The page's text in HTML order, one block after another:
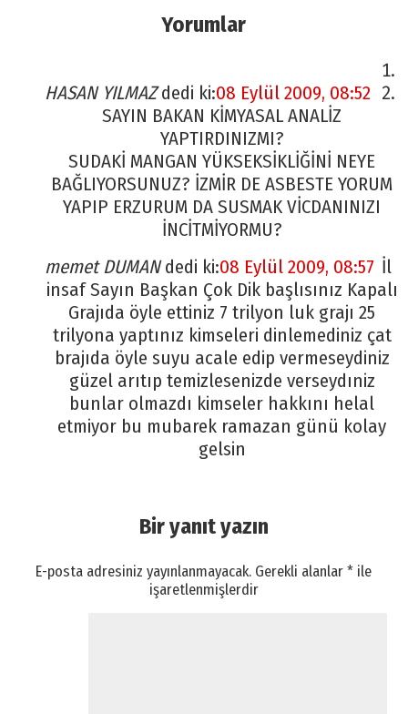
Yorumlar
HASAN YILMAZ dedi ki:08 Eylül 2009, 08:52
SAYIN BAKAN KİMYASAL ANALİZ
YAPTIRDINIZMI?
SUDAKİ MANGAN YÜKSEKSİKLİĞİNİ NEYE
BAĞLIYORSUNUZ? İZMİR DE ASBESTE YORUM
YAPIP ERZURUM DA SUSMAK VİCDANINIZI
İNCİTMİYORMU?
memet DUMAN dedi ki:08 Eylül 2009, 08:57 İl
insaf Sayın Başkan Çok Dik başlısınız Kapalı
Grajıda öyle ettiniz 7 trilyon luk grajı 25
trilyona yaptınız kimseleri dinlemediniz çat
brajıda öyle suyu acale edip vermeseydiniz
güzel arıtıp temizlesenizde verseydıniz
bunlar olmazdı kimseler hakkını helal
etmiyor bu mubarek ramazan günü kolay
gelsin
Bir yanıt yazın
E-posta adresiniz yayınlanmayacak. Gerekli alanlar* ile
işaretlenmişlerdir